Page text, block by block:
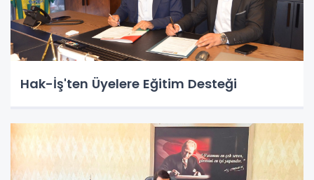
Hak-İş'ten Üyelere Eğitim Desteği